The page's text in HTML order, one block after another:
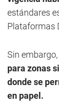
estándares
Plataformas
Sin embargo,
para zonas
donde se
en papel.